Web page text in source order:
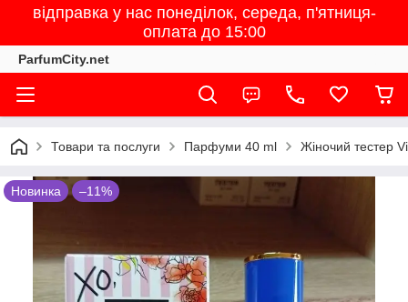
відправка у нас понеділок, середа, п'ятниця-
оплата до 15:00
ParfumCity.net
Товари та послуги Парфуми 40 ml Жіночий тестер
Новинка –11%